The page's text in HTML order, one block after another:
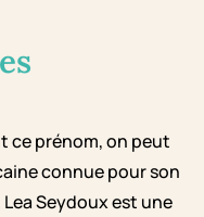
ce prénom, on peut
connue pour son
Lea Seydoux est une